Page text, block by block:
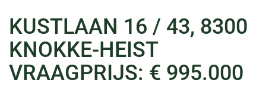
KUSTLAAN 16 / 43, 8300
KNOKKE-HEIST
VRAAGPRIJS: € 995.000